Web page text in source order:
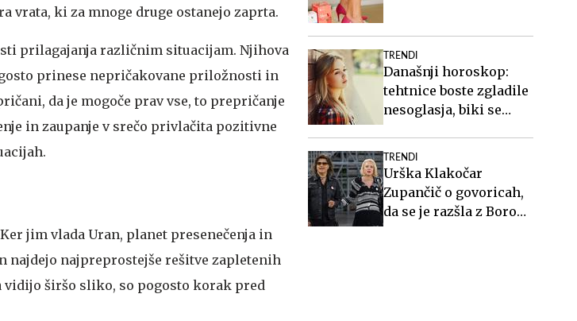
vrata, ki za mnoge druge ostanejo zaprta.
prilagajanja različnim situacijam. Njihova
prinese nepričakovane priložnosti in
da je mogoče prav vse, to prepričanje
in zaupanje v srečo privlačita pozitivne
jim vlada Uran, planet presenečenja in
najpreprostejše rešitve zapletenih
širšo sliko, so pogosto korak pred
TRENDI
Današnji horoskop:
tehtnice boste zgladile
nesoglasja, biki se
TRENDI
Urška Klakočar
Zupančič o govoricah,
da se je razšla z Borom